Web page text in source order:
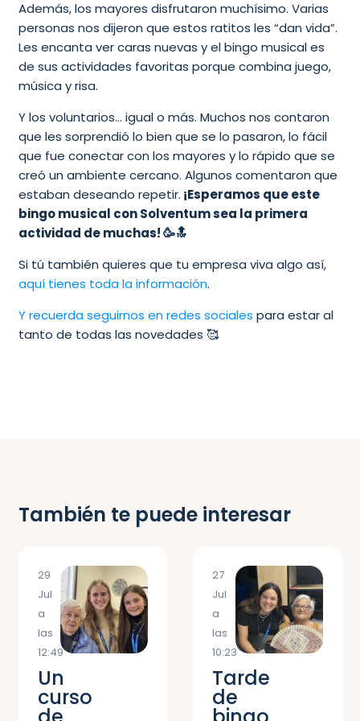
Además, los mayores disfrutaron muchísimo. Varias
personas nos dijeron que estos ratitos les “dan vida”.
Les encanta ver caras nuevas y el bingo musical es
de sus actividades favoritas porque combina juego,
música y risa.
Y los voluntarios… igual o más. Muchos nos contaron
que les sorprendió lo bien que se lo pasaron, lo fácil
que fue conectar con los mayores y lo rápido que se
creó un ambiente cercano. Algunos comentaron que
estaban deseando repetir. ¡Esperamos que este
bingo musical con Solventum sea la primera
actividad de muchas! 🥳🔝
Si tú también quieres que tu empresa viva algo así,
aquí tienes toda la información.
Y recuerda seguirnos en redes sociales para estar al
tanto de todas las novedades 🥰
También te puede interesar
29
Jul
a
las
12:49
Un
curso
27
Jul
a
las
10:23
Tarde
de